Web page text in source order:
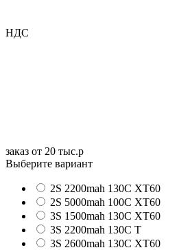
НДС
заказ от 20 тыс.р
Выберите вариант
2S 2200mah 130C XT60
2S 5000mah 100C XT60
3S 1500mah 130C XT60
3S 2200mah 130C T
3S 2600mah 130C XT60